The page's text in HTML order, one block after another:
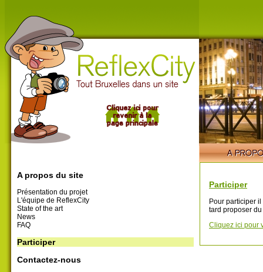
A propos du site
Présentation du projet
L'équipe de ReflexCity
State of the art
News
FAQ
Participer
Contactez-nous
Participer
Pour participer
tard proposer
Cliquez ici pour